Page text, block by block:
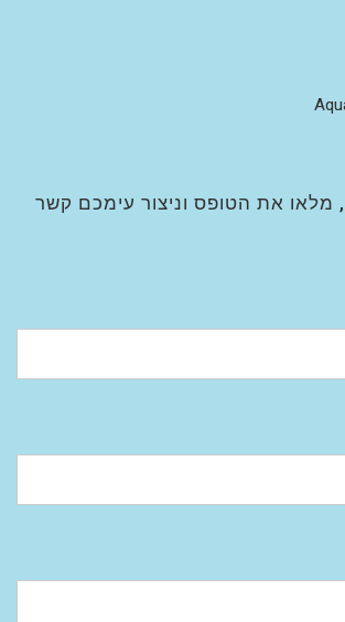
מלאו את הטופס וניצור עימכם קשר